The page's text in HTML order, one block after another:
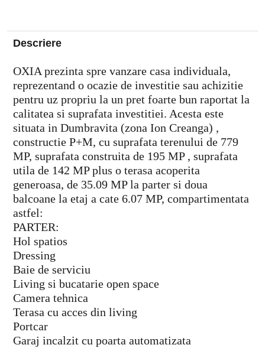
Descriere
OXIA prezinta spre vanzare casa individuala,
reprezentand o ocazie de investitie sau achizitie
pentru uz propriu la un pret foarte bun raportat la
calitatea si suprafata investitiei. Acesta este
situata in Dumbravita (zona Ion Creanga) ,
constructie P+M, cu suprafata terenului de 779
MP, suprafata construita de 195 MP , suprafata
utila de 142 MP plus o terasa acoperita
generoasa, de 35.09 MP la parter si doua
balcoane la etaj a cate 6.07 MP, compartimentata
astfel:
PARTER:
Hol spatios
Dressing
Baie de serviciu
Living si bucatarie open space
Camera tehnica
Terasa cu acces din living
Portcar
Garaj incalzit cu poarta automatizata